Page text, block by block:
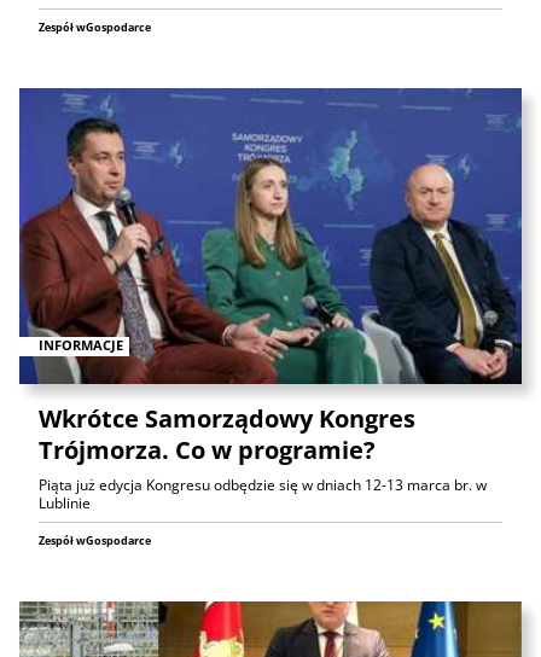
Zespół wGospodarce
INFORMACJE
Wkrótce Samorządowy Kongres
Trójmorza. Co w programie?
Piąta już edycja Kongresu odbędzie się w dniach 12-13 marca br. w
Lublinie
Zespół wGospodarce